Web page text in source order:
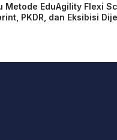
Metode EduAgility Flexi
PKDR, dan Eksibisi